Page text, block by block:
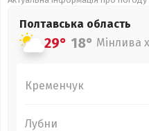
Полтавська область
29° 18° Мінлива
Кременчук
Лубни